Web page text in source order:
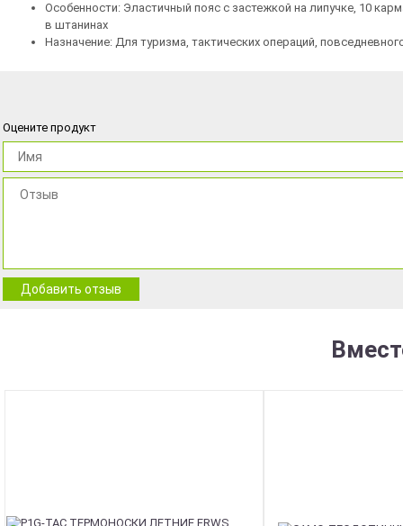
Особенности: Эластичный пояс с застежкой на липучке, 10
в штанинах
Назначение: Для туризма, тактических операций,
Оцените продукт
Добавить отзыв